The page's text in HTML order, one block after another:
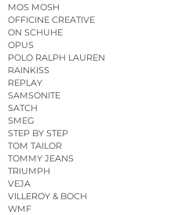
MOS MOSH
OFFICINE CREATIVE
ON SCHUHE
OPUS
POLO RALPH LAUREN
RAINKISS
REPLAY
SAMSONITE
SATCH
SMEG
STEP BY STEP
TOM TAILOR
TOMMY JEANS
TRIUMPH
VEJA
VILLEROY & BOCH
WMF